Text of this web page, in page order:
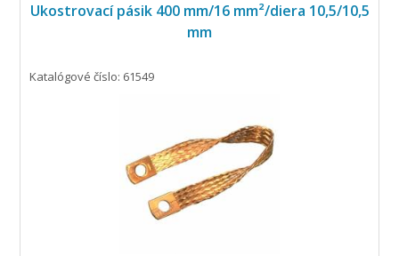
Ukostrovací pásik 400 mm/16 mm²/diera 10,5/10,5
mm
Katalógové číslo: 61549